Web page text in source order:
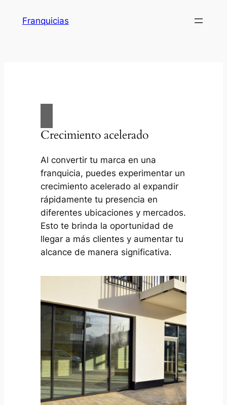
Franquicias
Crecimiento acelerado
Al convertir tu marca en una
franquicia, puedes experimentar un
crecimiento acelerado al expandir
rápidamente tu presencia en
diferentes ubicaciones y mercados.
Esto te brinda la oportunidad de
llegar a más clientes y aumentar tu
alcance de manera significativa.